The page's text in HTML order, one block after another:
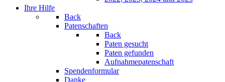
Ihre Hilfe
Back
Patenschaften
Back
Paten gesucht
Paten gefunden
Aufnahmepatenschaft
Spendenformular
Danke